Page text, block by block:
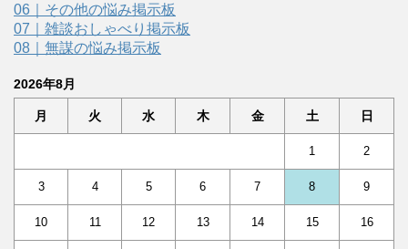
06｜その他の悩み掲示板
07｜雑談おしゃべり掲示板
08｜無謀の悩み掲示板
2026年8月
月 火 水 木 金 土 日
1 2
3 4 5 6 7 8 9
10 11 12 13 14 15 16